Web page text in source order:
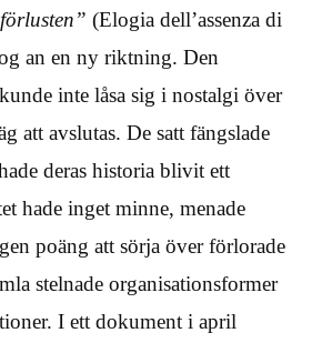
(Elogia dell’assenza di
an en ny riktning. Den
inte låsa sig i nostalgi över
att avslutas. De satt fängslade
deras historia blivit ett
hade inget minne, menade
poäng att sörja över förlorade
stelnade organisationsformer
I ett dokument i april